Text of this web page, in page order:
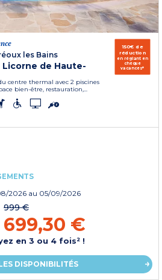
les Bains
Licorne de Haute-
centre thermal avec 2 piscines
bien-être, restauration,...
150€ de
réduction
en réglant en
chèque
vacances*
2026 au 05/09/2026
999 €
699,30 €
en 3 ou 4 fois² !
DISPONIBILITÉS